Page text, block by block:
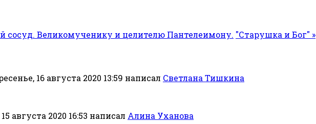
сосуд. Великомученику и целителю Пантелеимону. "Старушка и Бог" »
16 августа 2020 13:59 написал Светлана Тишкина
августа 2020 16:53 написал Алина Уханова